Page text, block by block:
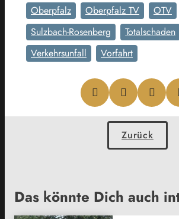
Oberpfalz
Oberpfalz TV
OTV
Sulzbach-Rosenberg
Totalschaden
Verkehrsunfall
Vorfahrt
Zurück
Das könnte Dich auch